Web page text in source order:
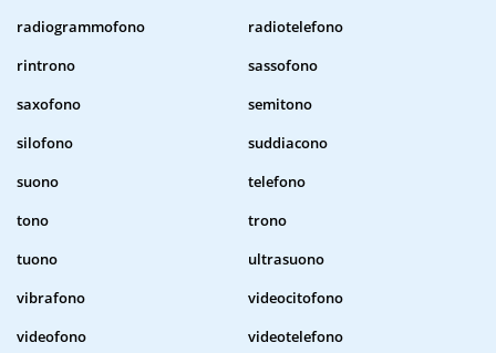
radiogrammofono
radiotelefono
rintrono
sassofono
saxofono
semitono
silofono
suddiacono
suono
telefono
tono
trono
tuono
ultrasuono
vibrafono
videocitofono
videofono
videotelefono